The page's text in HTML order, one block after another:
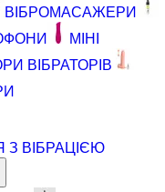
ВІБРОМАСАЖЕРИ
МІНІ
ВІБРАТОРІВ
З ВІБРАЦІЄЮ